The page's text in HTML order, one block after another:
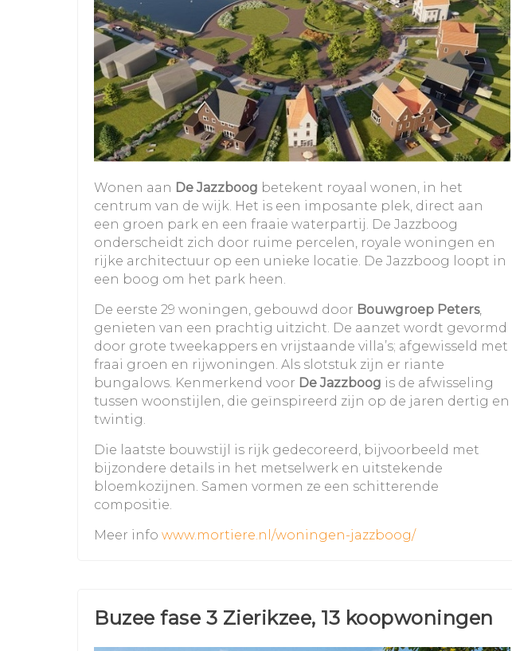
Wonen aan De Jazzboog betekent royaal wonen, in het
centrum van de wijk. Het is een imposante plek, direct aan
een groen park en een fraaie waterpartij. De Jazzboog
onderscheidt zich door ruime percelen, royale woningen en
rijke architectuur op een unieke locatie. De Jazzboog loopt in
een boog om het park heen.
De eerste 29 woningen, gebouwd door Bouwgroep Peters,
genieten van een prachtig uitzicht. De aanzet wordt gevormd
door grote tweekappers en vrijstaande villa’s; afgewisseld met
fraai groen en rijwoningen. Als slotstuk zijn er riante
bungalows. Kenmerkend voor De Jazzboog is de afwisseling
tussen woonstijlen, die geïnspireerd zijn op de jaren dertig en
twintig.
Die laatste bouwstijl is rijk gedecoreerd, bijvoorbeeld met
bijzondere details in het metselwerk en uitstekende
bloemkozijnen. Samen vormen ze een schitterende
compositie.
Meer info www.mortiere.nl/woningen-jazzboog/
Buzee fase 3 Zierikzee, 13 koopwoningen